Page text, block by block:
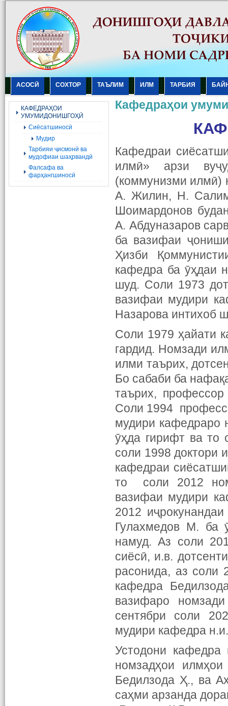
АСОСӢ СОХТОР ТАЪЛИМ ИЛМ ТАРБИЯ
КАФЕДРАҲОИ
УМУМИДОНИШГОҲӢ
Сиёсатшиносӣ
Мудир
Тарбияи ҷисмонӣ ва
мудофиаи шаҳрвандӣ
Фалсафа ва
фарҳангшиносӣ
Кафедраҳои
Кафедраи
илмӣ» арзи
(коммунизми илмӣ)
А. Жилин, Н.
Шоимардонов
А. Абдуназаров
ба вазифаи
Ҳизби
кафедра ба ӯҳдаи
шуд. Соли 1973
вазифаи мудири
Назарова интихоб
Соли 1979 ҳайати
гардид. Номзади
илми таърих,
Бо сабаби ба
таърих,
Соли 1994
мудири кафедраро
ӯҳда гирифт ва
соли 1998
кафедраи
то соли 2012
вазифаи мудири
2012
Гулахмедов М. ба
намуд. Аз соли
сиёсӣ, и.в.
расонида, аз соли
кафедра
вазифаро
сентябри соли
мудири кафедра
Устодони
номзадҳои
Бедилзода Ҳ., ва
саҳми арзанда